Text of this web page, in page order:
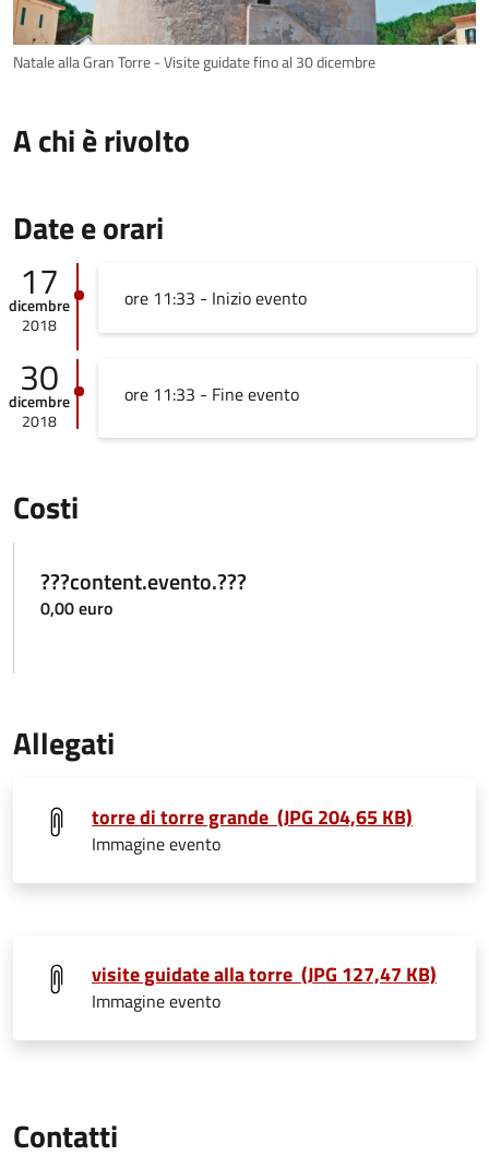
Natale alla Gran Torre - Visite guidate fino al 30 dicembre
A chi è rivolto
Date e orari
17
dicembre
2018
ore 11:33 - Inizio evento
30
dicembre
2018
ore 11:33 - Fine evento
Costi
???content.evento.???
0,00 euro
Allegati
torre di torre grande (JPG 204,65 KB)
Immagine evento
visite guidate alla torre (JPG 127,47 KB)
Immagine evento
Contatti